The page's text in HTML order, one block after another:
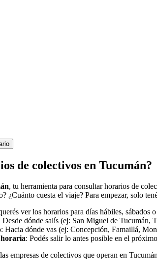
de colectivos en Tucumán?
, tu herramienta para consultar horarios de
¿Cuánto cuesta el viaje? Para empezar, solo
ver los horarios para días hábiles, sábados
Desde dónde salís (ej: San Miguel de Tucumán,
: Hacia dónde vas (ej: Concepción, Famaillá,
: Podés salir lo antes posible en el
empresas de colectivos que operan en